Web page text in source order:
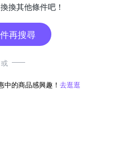
換其他條件吧！
再搜尋
或
的商品感興趣！ 去逛逛